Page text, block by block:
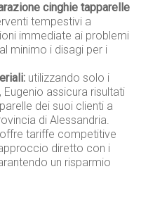
cinghie tapparelle
tempestivi a
immediate ai problemi
minimo i disagi per i
utilizzando solo i
assicura risultati
dei suoi clienti a
di Alessandria.
tariffe competitive
diretto con i
un risparmio